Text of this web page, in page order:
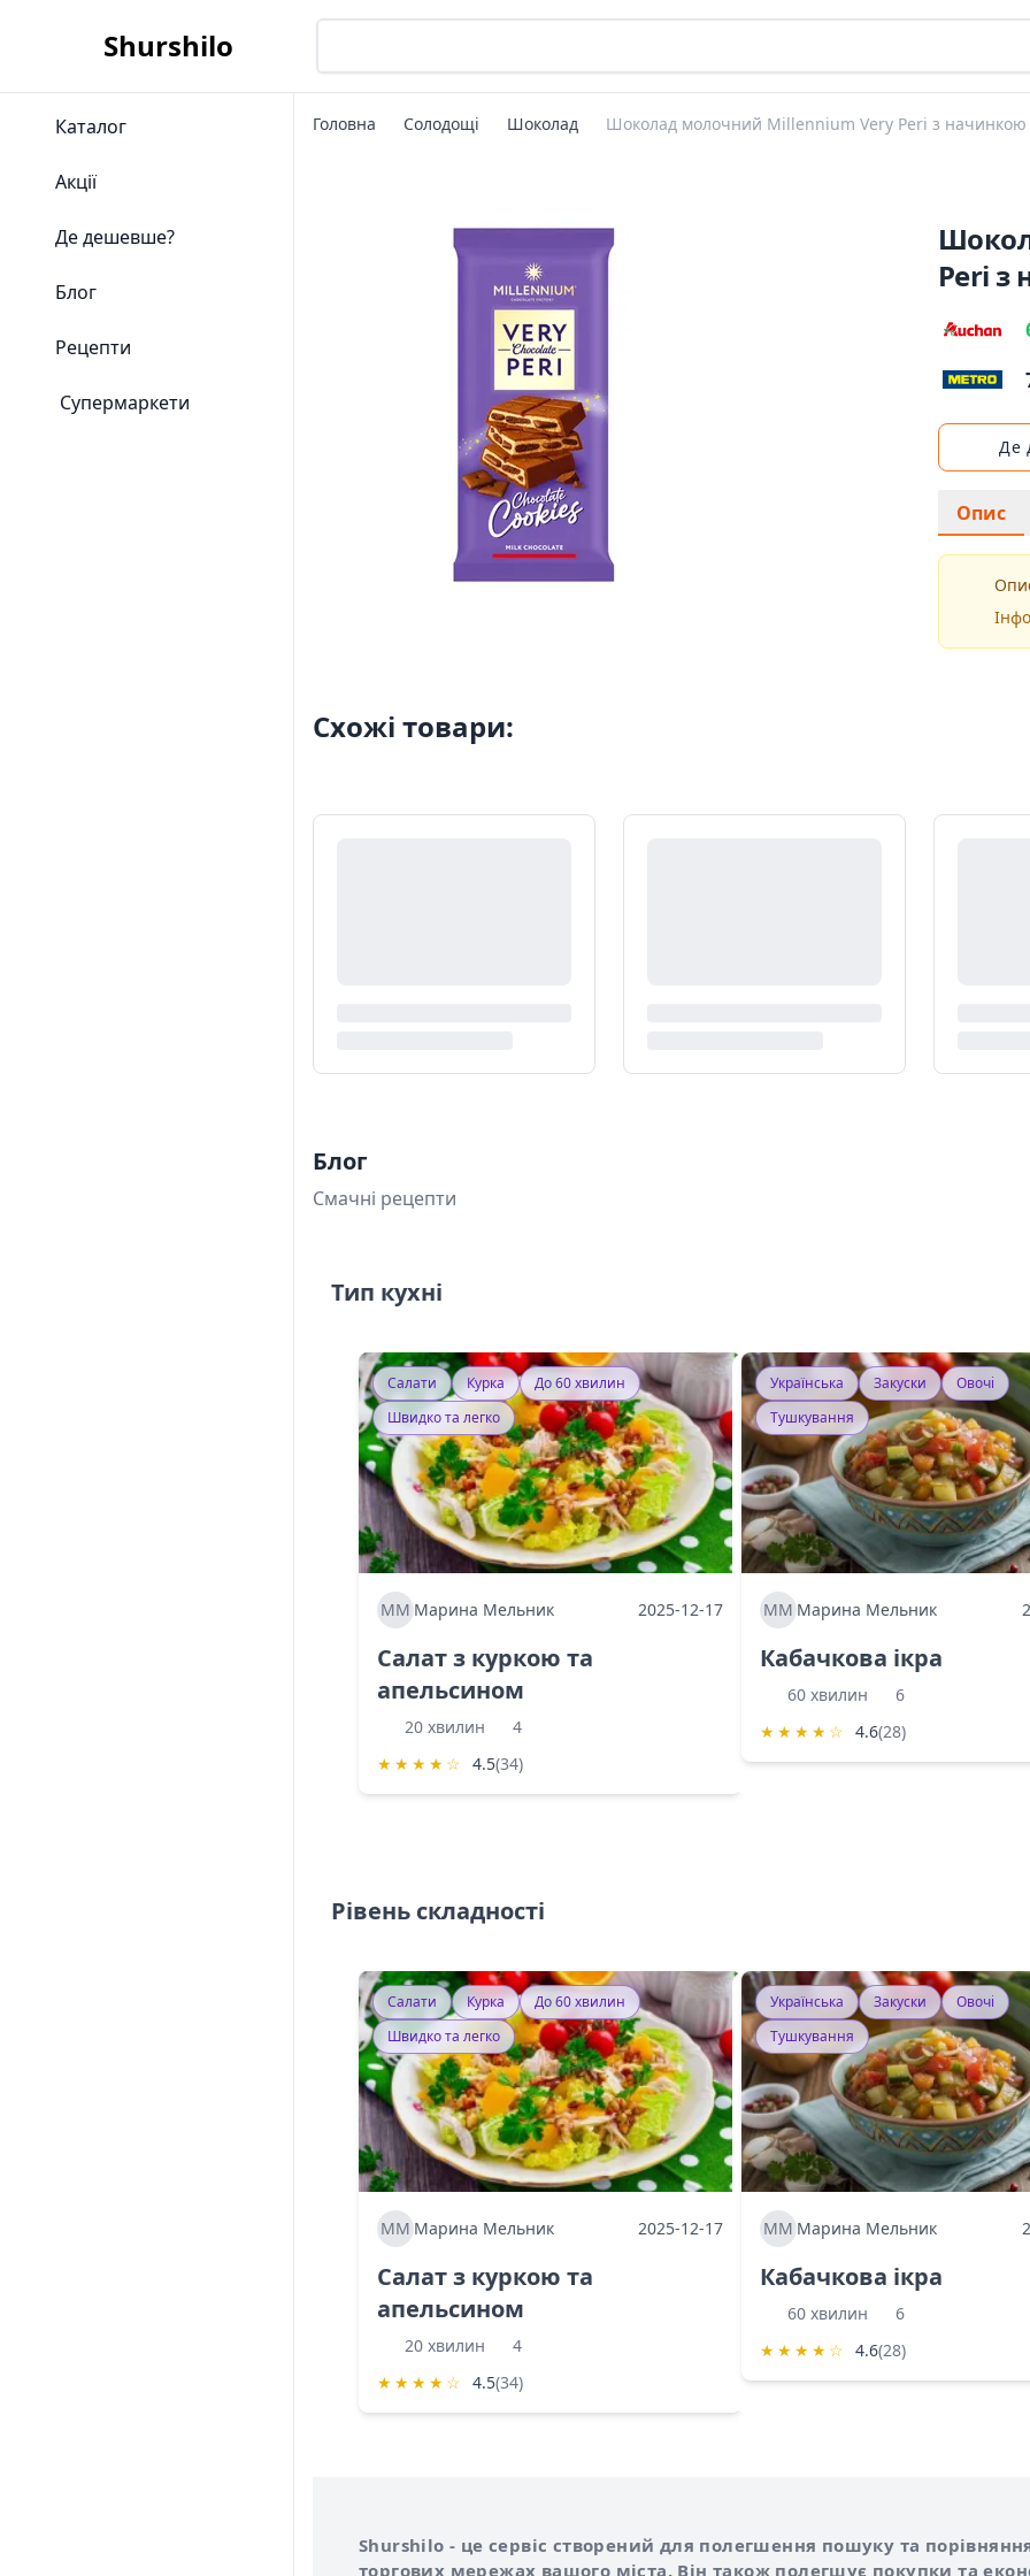
Shurshilo
Каталог
Акції
Де дешевше?
Блог
Рецепти
Супермаркети
Головна Солодощі Шоколад Шоколад молочний Millennium Very Peri з начинкою
Peri з
Де
Опис
Схожі товари:
Блог
Смачні рецепти
Тип кухні
Салати Курка
До 60 хвилин
Швидко та легко
ММ Марина Мельник 2025-12-17
Салат з куркою та
апельсином
20 хвилин
4
★ ★ ★ ★ ☆ 4.5(34)
Українська Закуски
Овочі
Тушкування
ММ Марина Мельник
Кабачкова ікра
60 хвилин
6
★ ★ ★ ★ ☆ 4.6(28)
Рівень складності
Салати Курка
До 60 хвилин
Швидко та легко
ММ Марина Мельник 2025-12-17
Салат з куркою та
апельсином
20 хвилин
4
★ ★ ★ ★ ☆ 4.5(34)
Українська Закуски
Овочі
Тушкування
ММ Марина Мельник
Кабачкова ікра
60 хвилин
6
★ ★ ★ ★ ☆ 4.6(28)
Про сервіс Shurshilo
Shurshilo - це сервіс створений для полегшення пошуку та
торгових мережах вашого міста. Він також полегшує покупки та